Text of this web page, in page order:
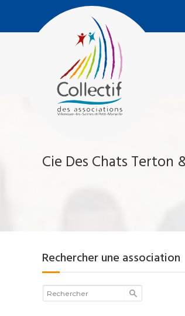
contenu
Collectif
des
Associations
Villeneuve-
Salines
Cie Des Chats Terton
Rechercher une association